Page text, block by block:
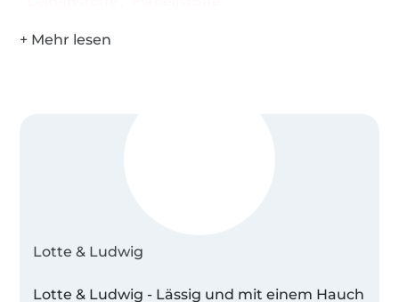
Lotte & Ludwig
Lotte & Ludwig - Lässig und mit einem Hauch